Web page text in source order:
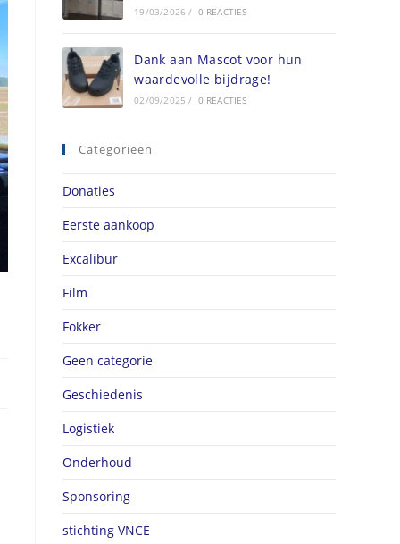
19/03/2026 / 0 REACTIES
Dank aan Mascot voor hun
waardevolle bijdrage!
02/09/2025 / 0 REACTIES
Categorieën
Donaties
Eerste aankoop
Excalibur
Film
Fokker
Geen categorie
Geschiedenis
Logistiek
Onderhoud
Sponsoring
stichting VNCE